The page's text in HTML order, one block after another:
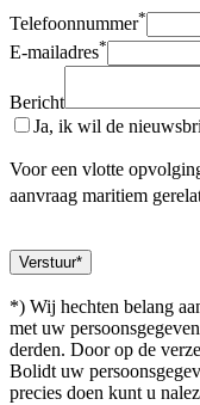
Telefoonnummer*
E-mailadres*
Bericht
Ja, ik wil de
Voor een vlotte
aanvraag maritiem
*) Wij hechten belang
met uw
derden. Door op de
Bolidt uw
precies doen kunt u